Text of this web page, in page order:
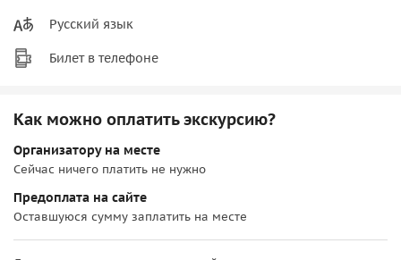
Русский язык
Билет в телефоне
Как можно оплатить экскурсию?
Организатору на месте
Сейчас ничего платить не нужно
Предоплата на сайте
Оставшуюся сумму заплатить на месте